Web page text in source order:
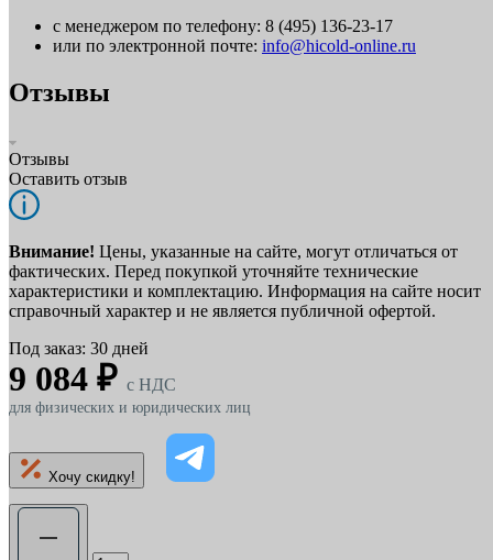
с менеджером по телефону: 8 (495) 136-23-17
или по электронной почте: info@hicold-online.ru
Отзывы
Отзывы
Оставить отзыв
Внимание! Цены, указанные на сайте, могут отличаться от
фактических. Перед покупкой уточняйте технические
характеристики и комплектацию. Информация на сайте носит
справочный характер и не является публичной офертой.
Под заказ: 30 дней
9 084 ₽ c НДС
для физических и юридических лиц
Хочу скидку!